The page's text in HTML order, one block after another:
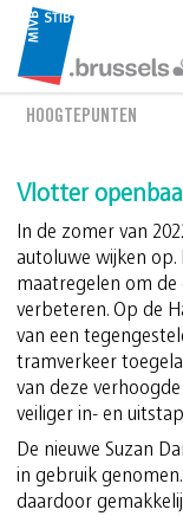
HOOGTEPUNTEN
Vlotter
In de zomer van
autoluwe wijken
maatregelen om
verbeteren. Op de
van een
tramverkeer
van deze
veiliger in- en
De nieuwe Suzan
in gebruik
daardoor